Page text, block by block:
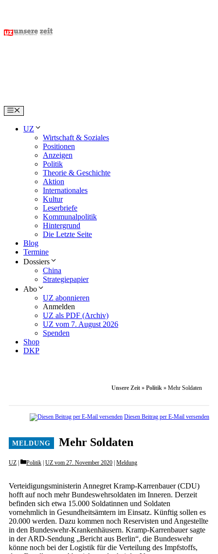
content
Menu
UZ
Wirtschaft & Soziales
Positionen
Anzeigen
Politik
Theorie & Geschichte
Aktion
Internationales
Kultur
Leserbriefe
Kommunalpolitik
Hintergrund
Die Letzte Seite
Blog
Termine
Dossiers
China
Strategiepapier
Abo
UZ abonnieren
Anmelden
UZ als PDF (Archiv)
UZ vom 7. August 2026
Spenden
Shop
DKP
Unsere Zeit » Politik » Mehr Soldaten
Diesen Beitrag per E-Mail versenden
Mehr Soldaten
UZ Categories
Politik UZ vom 27. November 2020 Meldung
Verteidigungsministerin Annegret Kramp-Karrenbauer (CDU)
hofft auf noch mehr Bundeswehrsoldaten im Inneren. Derzeit
befinden sich etwa 15.000 Soldatinnen und Soldaten
vornehmlich in Gesundheitsämtern im Einsatz. Künftig sollen es
20.000 werden. Dazu kommen noch Reservisten und Angestellte
in den Bundeswehr-Krankenhäusern. Kramp-Karrenbauer sagte
in der ARD-Sendung „Bericht aus Berlin“, die Bundeswehr
könne noch bei der Logistik für die Verteilung des Impfstoffs,